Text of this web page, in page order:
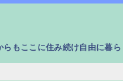
もここに住み続け自由に暮